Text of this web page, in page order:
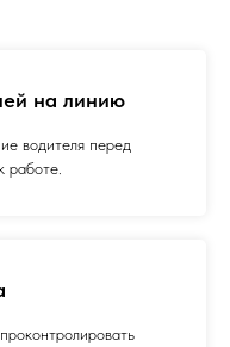
на линию
водителя перед
работе.